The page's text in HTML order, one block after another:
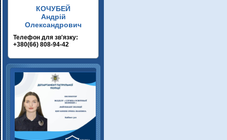
КОЧУБЕЙ
Андрій
Олександрович
Телефон для зв'язку:
+380(66) 808-94-42